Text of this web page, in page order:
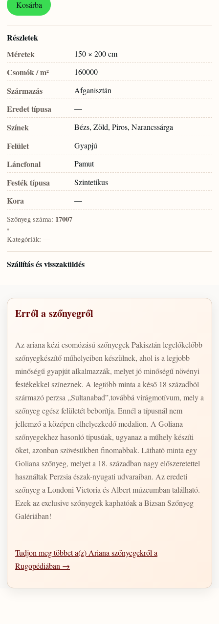
Kosárba
Részletek
Méretek
150 × 200 cm
Csomók / m² 160000
Származás Afganisztán
Eredet típusa —
Színek Bézs, Zöld, Piros, Narancssárga
Felület Gyapjú
Láncfonal Pamut
Festék típusa Szintetikus
Kora —
Szőnyeg száma: 17007
•
Kategóriák: —
Szállítás és visszaküldés
Erről a szőnyegről
Az ariana kézi csomózású szőnyegek Pakisztán legelőkelőbb
szőnyegkészítő műhelyeiben készülnek, ahol is a legjobb
minőségű gyapjút alkalmazzák, melyet jó minőségű növényi
festékekkel színeznek. A legtöbb minta a késő 18 századból
származó perzsa „Sultanabad”,továbbá virágmotívum, mely a
szőnyeg egész felületét beborítja. Ennél a típusnál nem
jellemző a középen elhelyezkedő medalion. A Goliana
szőnyegekhez hasonló típusúak, ugyanaz a műhely készíti
őket, azonban szövésükben finomabbak. Látható minta egy
Goliana szőnyeg, melyet a 18. században nagy előszeretettel
használtak Perzsia észak-nyugati udvaraiban. Az eredeti
szőnyeg a Londoni Victoria és Albert múzeumban található.
Ezek az exclusive szőnyegek kaphatóak a Bizsan Szőnyeg
Galériában!
Tudjon meg többet a(z) Ariana szőnyegekről a
Rugopédiában →